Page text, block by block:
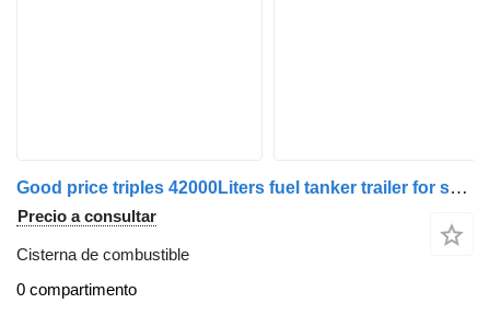
Good price triples 42000Liters fuel tanker trailer for sale Chin
Precio a consultar
Cisterna de combustible
0 compartimento